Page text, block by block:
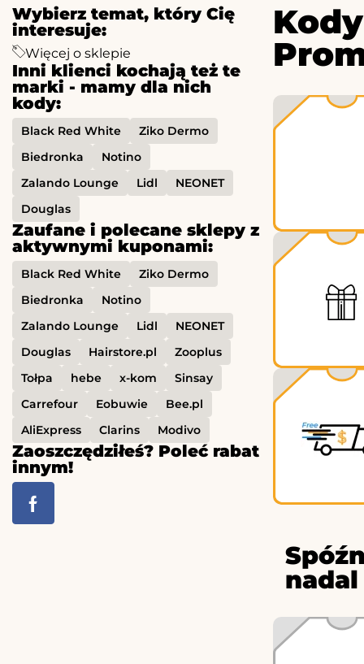
Wybierz temat, który Cię
interesuje:
Więcej o sklepie
Inni klienci kochają też te
marki - mamy dla nich
kody:
Black Red White
Ziko Dermo
Biedronka
Notino
Zalando Lounge
Lidl
NEONET
Douglas
Zaufane i polecane sklepy z
aktywnymi kuponami:
Black Red White
Ziko Dermo
Biedronka
Notino
Zalando Lounge
Lidl
NEONET
Douglas
Hairstore.pl
Zooplus
Tołpa
hebe x-kom
Sinsay
Carrefour
Eobuwie
Bee.pl
AliExpress
Clarins Modivo
Zaoszczędziłeś? Poleć rabat
innym!